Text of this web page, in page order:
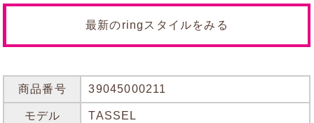
最新のringスタイルをみる
商品番号 39045000211
モデル TASSEL